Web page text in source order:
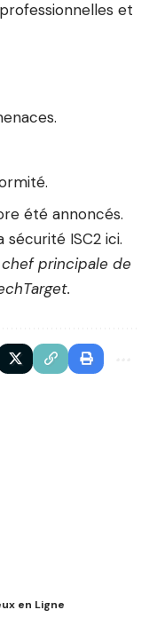
et
été annoncés.
sécurité ISC2 ici.
principale de
en Ligne